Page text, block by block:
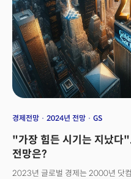
소폭 하락. 달러는 유로화와 파운드
국제유가는 중동의 분쟁에 따른 수
원유 재고량이 예상보다 크게 증가
72달러로 1.8% 하락. 브렌트유는
약세에도 약보합세.
경제전망 2024년 전망 GS
"가장 힘든 시기는 지났다
전망은?
2023년 글로벌 경제는 2000년 닷